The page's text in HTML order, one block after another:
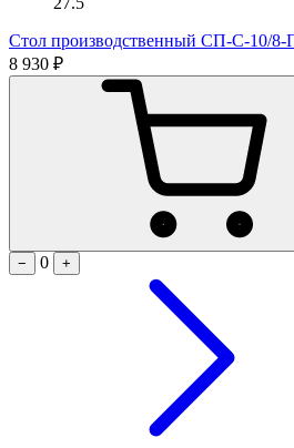
Стол производственный СП-С-10/8-
8 930 ₽
−
0 +